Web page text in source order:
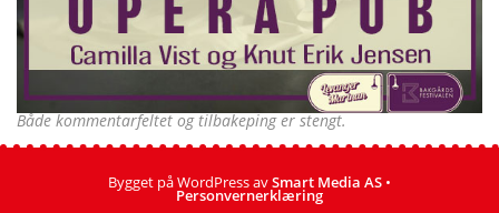
Både kommentarfeltet og tilbakeping er stengt.
Bygget på WordPress avSmart Media AS •
Personvernerklæring